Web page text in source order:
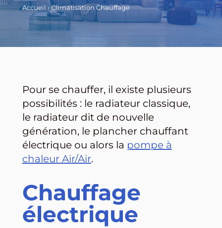
Accueil ›Climatisation Chauffage
Pour se chauffer, il existe plusieurs
possibilités : le radiateur classique,
le radiateur dit de nouvelle
génération, le plancher chauffant
électrique ou alors la pompe à
chaleur Air/Air.
Chauffage
électrique